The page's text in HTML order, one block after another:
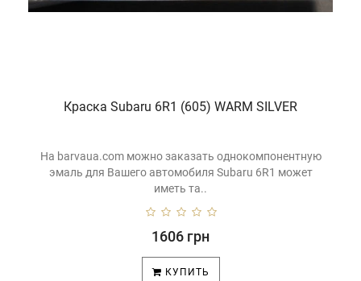
Краска Subaru 6R1 (605) WARM SILVER
На barvaua.com можно заказать однокомпонентную
эмаль для Вашего автомобиля Subaru 6R1 может
иметь та..
1606 грн
КУПИТЬ